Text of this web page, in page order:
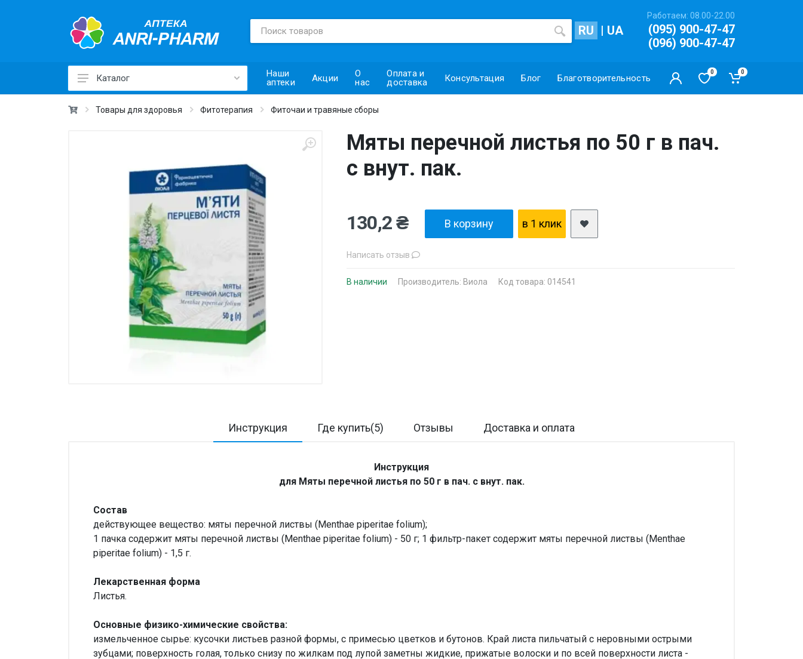
RU | UA
Работаем: 08.00-22.00
(095) 900-47-47
(096) 900-47-47
Каталог
Лекарственные средства ›
Лечебная косметика ›
Красота и уход ›
Витамины и добавки ›
Ежедневная гигиена ›
Для детей и мам ›
Товары для дома ›
Косметика CODERMA KIDS
Наши
аптеки
Акции
О
нас
Оплата и
доставка
Консультация Блог Благотворительность
0 0
Товары для здоровья Фитотерапия Фиточаи и травяные сборы
Мяты перечной листья по 50 г в пач.
с внут. пак.
Написать отзыв
В наличии Производитель: Виола Код товара: 014541
130,2 ₴ В корзину в 1 клик
Инструкция Где купить(5) Отзывы Доставка и оплата
Инструкция
для Мяты перечной листья по 50 г в пач. с внут. пак.
Состав
действующее вещество: мяты перечной листвы (Menthae piperitae folium);
1 пачка содержит мяты перечной листвы (Menthae piperitae folium) - 50 г; 1 фильтр-пакет содержит мяты перечной листвы (Menthae
piperitae folium) - 1,5 г.
Лекарственная форма
Листья.
Основные физико-химические свойства:
измельченное сырье: кусочки листьев разной формы, с примесью цветков и бутонов. Край листа пильчатый с неровными острыми
зубцами; поверхность голая, только снизу по жилкам под лупой заметны жидкие, прижатые волоски и по всей поверхности листа -